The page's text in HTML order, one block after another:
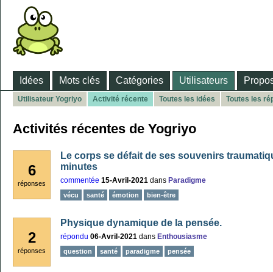
Idées Mots clés Catégories Utilisateurs
Utilisateur Yogriyo Activité récente Toutes les idées Toutes les
Activités récentes de Yogriyo
6
réponses
Le corps se défait de ses souvenirs
minutes
commentée 15-Avril-2021 dans Paradigme
vécu santé émotion bien-être
2
réponses
Physique dynamique de la pensée.
répondu 06-Avril-2021 dans Enthousiasme
question santé paradigme pensée